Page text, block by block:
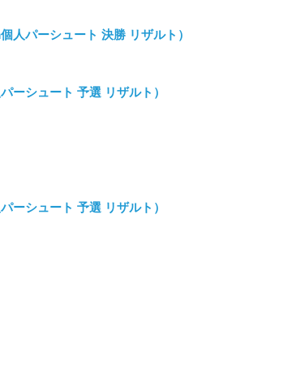
人パーシュート 決勝 リザルト）
ーシュート 予選 リザルト）
ーシュート 予選 リザルト）